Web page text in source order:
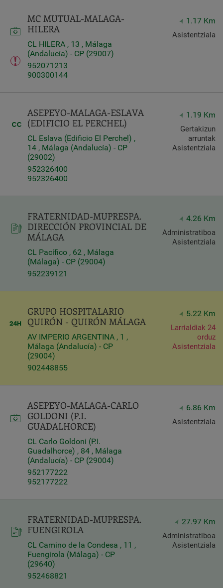
Search
Centros
MC MUTUAL-MALAGA-
HILERA
CL HILERA , 13 , Málaga
(Andalucía) - CP (29007)
952071213
900300144
1.17 Km
Asistentziala
ASEPEYO-MALAGA-ESLAVA
(EDIFICIO EL PERCHEL)
CL Eslava (Edificio El Perchel) ,
14 , Málaga (Andalucía) - CP
(29002)
952326400
952326400
1.19 Km
Gertakizun
arruntak
Asistentziala
FRATERNIDAD-MUPRESPA.
DIRECCIÓN PROVINCIAL DE
MÁLAGA
CL Pacífico , 62 , Málaga
(Málaga) - CP (29004)
952239121
4.26 Km
Administratiboa
Asistentziala
GRUPO HOSPITALARIO
QUIRÓN - QUIRÓN MÁLAGA
AV IMPERIO ARGENTINA , 1 ,
Málaga (Andalucía) - CP
(29004)
902448855
5.22 Km
Larrialdiak 24
orduz
Asistentziala
ASEPEYO-MALAGA-CARLO
GOLDONI (P.I.
GUADALHORCE)
CL Carlo Goldoni (P.I.
Guadalhorce) , 84 , Málaga
(Andalucía) - CP (29004)
952177222
952177222
6.86 Km
Asistentziala
FRATERNIDAD-MUPRESPA.
FUENGIROLA
CL Camino de la Condesa , 11 ,
Fuengirola (Málaga) - CP
(29640)
952468821
27.97 Km
Administratiboa
Asistentziala